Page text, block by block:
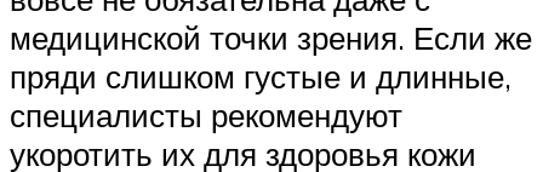
медицинской точки зрения. Если же
пряди слишком густые и длинные,
специалисты рекомендуют
укоротить их для здоровья кожи